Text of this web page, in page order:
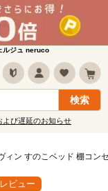
ルジュ neruco
よび遅延のお知らせ
ィン すのこベッド 棚コン
レビュー